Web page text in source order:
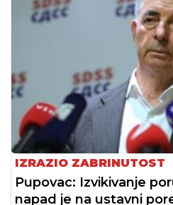
IZRAZIO ZABRINUTOST
Pupovac: Izvikivanje
napad je na ustavni